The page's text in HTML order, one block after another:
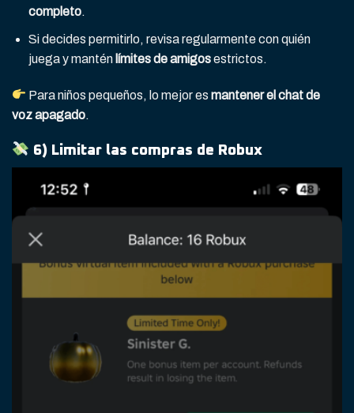
completo.
Si decides permitirlo, revisa regularmente con quién
juega y mantén límites de amigosestrictos.
Para niños pequeños, lo mejor esmantener el chat de
voz apagado.
6) Limitar las compras de Robux